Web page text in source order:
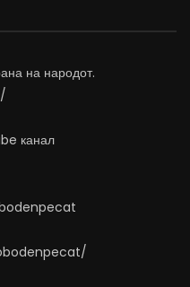
на народот.
канал